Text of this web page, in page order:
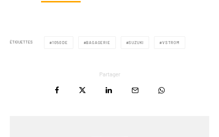
ÉTIQUETTES 1050DE BAGAGERIE SUZUKI VSTROM
Partager